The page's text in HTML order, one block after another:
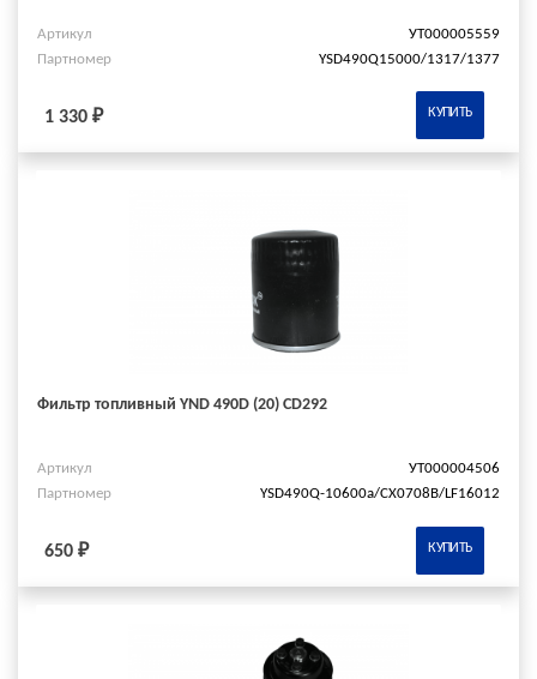
Артикул
УТ000005559
Партномер
YSD490Q15000/1317/1377
1 330 ₽ КУПИТЬ
Фильтр топливный YND 490D (20) CD292
Артикул
УТ000004506
Партномер
YSD490Q-10600a/СХ0708В/LF16012
650 ₽ КУПИТЬ